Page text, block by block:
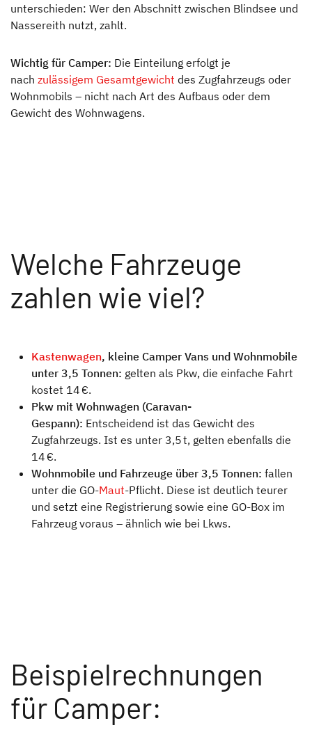
unterschieden: Wer den Abschnitt zwischen Blindsee und
Nassereith nutzt, zahlt.
Wichtig für Camper: Die Einteilung erfolgt je
nach zulässigem Gesamtgewicht des Zugfahrzeugs oder
Wohnmobils – nicht nach Art des Aufbaus oder dem
Gewicht des Wohnwagens.
Welche Fahrzeuge
zahlen wie viel?
Kastenwagen, kleine Camper Vans und Wohnmobile
unter 3,5 Tonnen: gelten als Pkw, die einfache Fahrt
kostet 14 €.
Pkw mit Wohnwagen (Caravan-
Gespann): Entscheidend ist das Gewicht des
Zugfahrzeugs. Ist es unter 3,5 t, gelten ebenfalls die
14 €.
Wohnmobile und Fahrzeuge über 3,5 Tonnen: fallen
unter die GO-Maut-Pflicht. Diese ist deutlich teurer
und setzt eine Registrierung sowie eine GO-Box im
Fahrzeug voraus – ähnlich wie bei Lkws.
Beispielrechnungen
für Camper: